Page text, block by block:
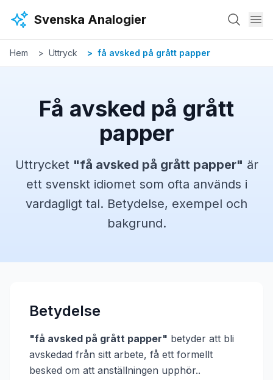
Svenska Analogier
Hem Uttryck få avsked på grått papper
Få avsked på grått
papper
Uttrycket "få avsked på grått papper" är
ett svenskt idiomet som ofta används i
vardagligt tal. Betydelse, exempel och
bakgrund.
Betydelse
"få avsked på grått papper" betyder att bli
avskedad från sitt arbete, få ett formellt
besked om att anställningen upphör..